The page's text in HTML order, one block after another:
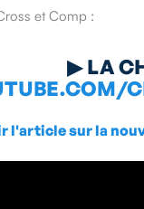
et Comp :
▶LA
l'article sur la